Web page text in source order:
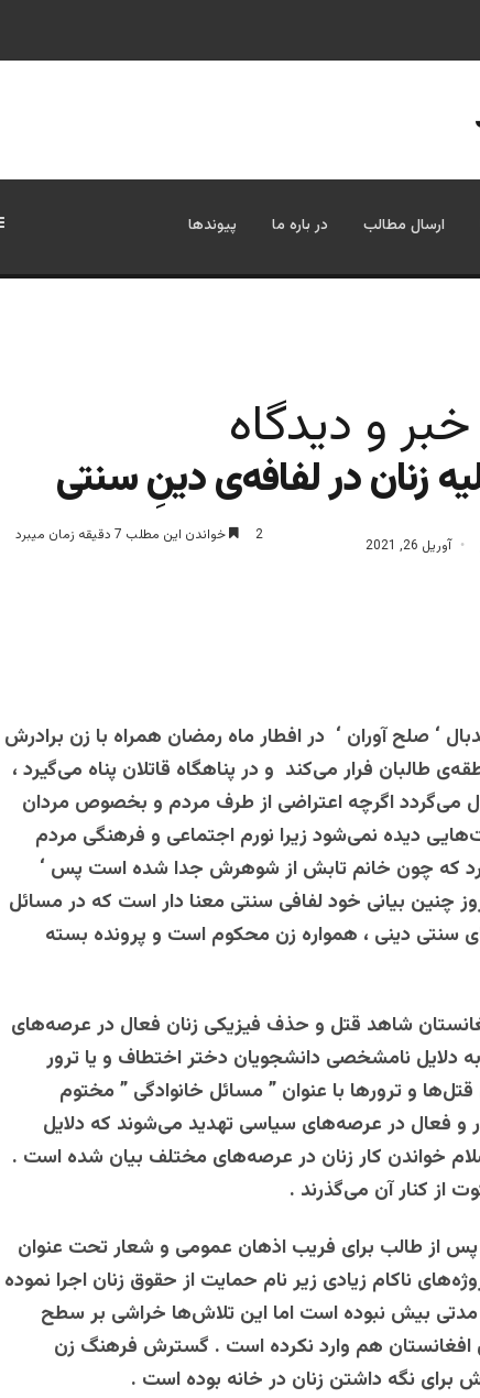
ارسال مطالب در باره ما پیوندها
خبر و دیدگاه
زنان در لفافه‌ی دینِ سنتی
آوریل 26, 2021
2 خواندن این مطلب 7 دقیقه زمان میبرد
‘ صلح آوران ‘ در افطار ماه رمضان همراه با زن برادرش
طالبان فرار می‌کند و در پناهگاه قاتلان پناه می‌گیرد ،
می‌گردد اگرچه اعتراضی از طرف مردم و بخصوص مردان
دیده نمی‌شود زیرا نورم اجتماعی و فرهنگی مردم
که چون خانم تابش از شوهرش جدا شده است پس ‘
چنین بیانی خود لفافی سنتی معنا دار است که در مسائل
سنتی دینی ، همواره زن محکوم است و پرونده بسته
شاهد قتل و حذف فیزیکی زنان فعال در عرصه‌های
دلایل نامشخصی دانشجویان دختر اختطاف و یا ترور
قتل‌ها و ترورها با عنوان ” مسائل خانوادگی ” مختوم
و فعال در عرصه‌های سیاسی تهدید می‌شوند که دلایل
خواندن کار زنان در عرصه‌های مختلف بیان شده است ‌.
از کنار آن می‌گذرند .
پس از طالب برای فریب اذهان عمومی و شعار تحت عنوان
ناکام زیادی زیر نام حمایت از حقوق زنان اجرا نموده
مدتی بیش نبوده است اما این تلاش‌ها خراشی بر سطح
هم وارد نکرده است . گسترش فرهنگ زن
برای نگه داشتن زنان در خانه بوده است .